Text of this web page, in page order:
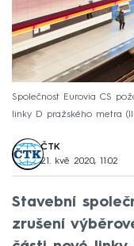
Společnost Eurovia CS
linky D pražského metra
ČTK
21. kvě 2020, 11:02
Stavební
zrušení